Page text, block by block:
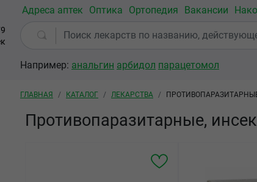
Адреса аптек Оптика Ортопедия Вакансии
Например: анальгин арбидол парацетомол
Строка навигации
ГЛАВНАЯ КАТАЛОГ ЛЕКАРСТВА
Противопаразитарные,